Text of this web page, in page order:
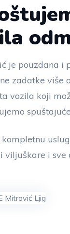
je pouzdana i
zadatke više
vozila koji
viljuškare i